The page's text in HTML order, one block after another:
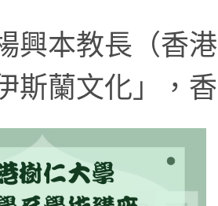
興本教長（香
斯蘭文化」，